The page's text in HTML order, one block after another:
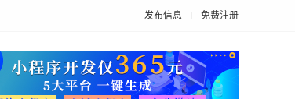
发布信息 免费注册